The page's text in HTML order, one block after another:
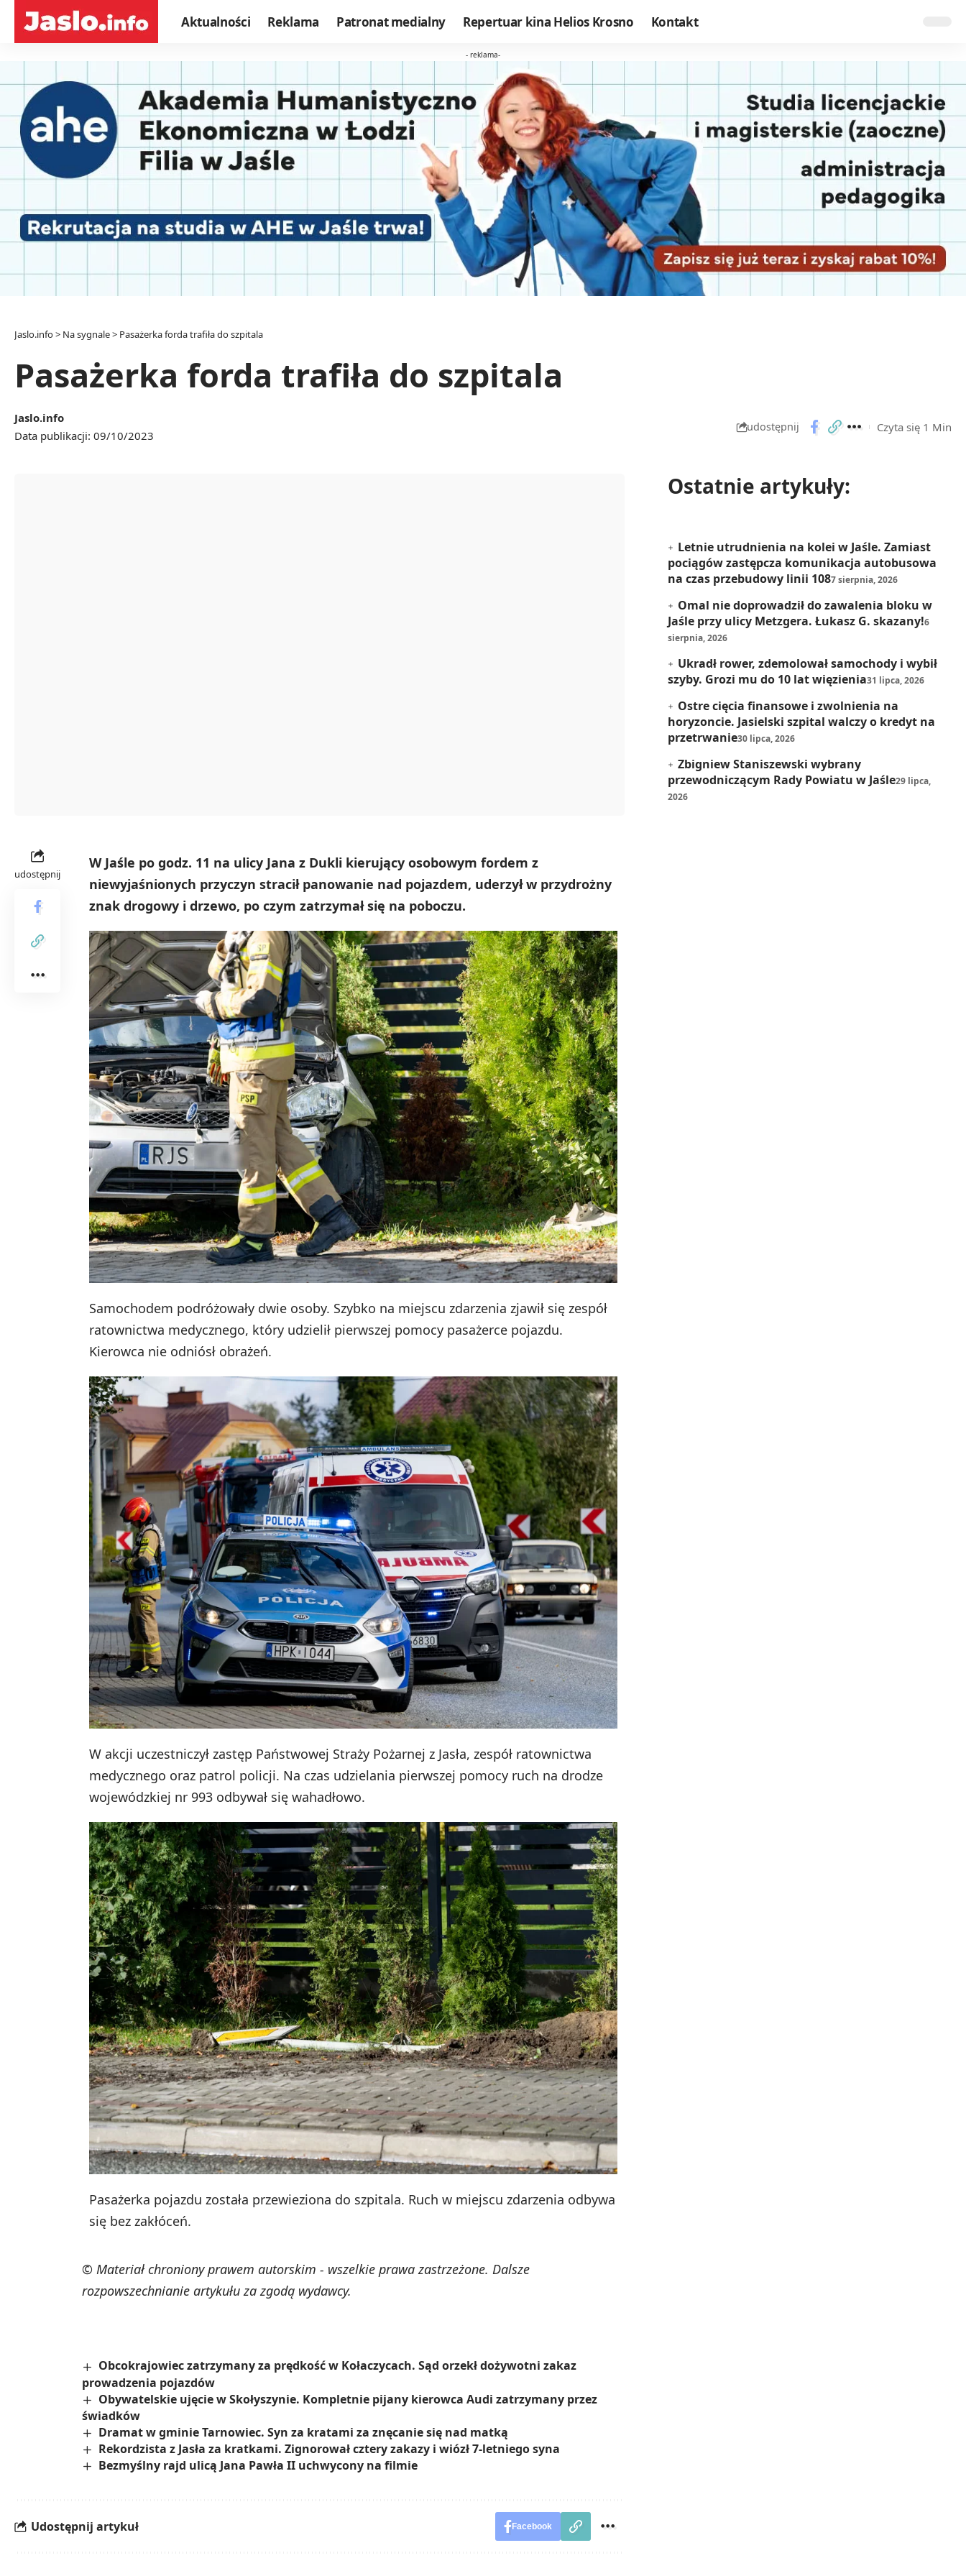
Aktualności Reklama Patronat medialny Repertuar kina Helios Krosno Kontakt
- reklama-
Jaslo.info> Na sygnale> Pasażerka forda trafiła do szpitala
Pasażerka forda trafiła do szpitala
Data publikacji: 09/10/2023
Jaslo.info
udostępnij Czyta się 1 Min
udostępnij
W Jaśle po godz. 11 na ulicy Jana z Dukli kierujący osobowym fordem z
niewyjaśnionych przyczyn stracił panowanie nad pojazdem, uderzył w przydrożny
znak drogowy i drzewo, po czym zatrzymał się na poboczu.
Samochodem podróżowały dwie osoby. Szybko na miejscu zdarzenia zjawił się zespół
ratownictwa medycznego, który udzielił pierwszej pomocy pasażerce pojazdu.
Kierowca nie odniósł obrażeń.
W akcji uczestniczył zastęp Państwowej Straży Pożarnej z Jasła, zespół ratownictwa
medycznego oraz patrol policji. Na czas udzielania pierwszej pomocy ruch na drodze
wojewódzkiej nr 993 odbywał się wahadłowo.
Pasażerka pojazdu została przewieziona do szpitala. Ruch w miejscu zdarzenia odbywa
się bez zakłóceń.
© Materiał chroniony prawem autorskim - wszelkie prawa zastrzeżone. Dalsze
rozpowszechnianie artykułu za zgodą wydawcy.
Obcokrajowiec zatrzymany za prędkość w Kołaczycach. Sąd orzekł dożywotni zakaz
prowadzenia pojazdów
Obywatelskie ujęcie w Skołyszynie. Kompletnie pijany kierowca Audi zatrzymany przez
świadków
Dramat w gminie Tarnowiec. Syn za kratami za znęcanie się nad matką
Rekordzista z Jasła za kratkami. Zignorował cztery zakazy i wiózł 7-letniego syna
Bezmyślny rajd ulicą Jana Pawła II uchwycony na filmie
Udostępnij artykuł Facebook
Ostatnie artykuły:
Letnie utrudnienia na kolei w Jaśle. Zamiast
pociągów zastępcza komunikacja autobusowa
na czas przebudowy linii 1087 sierpnia, 2026
Omal nie doprowadził do zawalenia bloku w
Jaśle przy ulicy Metzgera. Łukasz G. skazany!6
sierpnia, 2026
Ukradł rower, zdemolował samochody i wybił
szyby. Grozi mu do 10 lat więzienia31 lipca, 2026
Ostre cięcia finansowe i zwolnienia na
horyzoncie. Jasielski szpital walczy o kredyt na
przetrwanie30 lipca, 2026
Zbigniew Staniszewski wybrany
przewodniczącym Rady Powiatu w Jaśle29 lipca,
2026